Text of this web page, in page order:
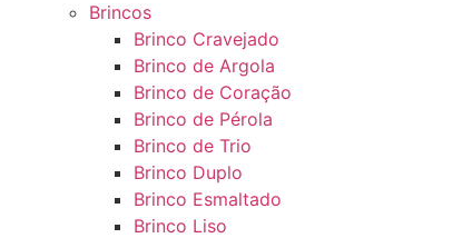
Brincos
Brinco Cravejado
Brinco de Argola
Brinco de Coração
Brinco de Pérola
Brinco de Trio
Brinco Duplo
Brinco Esmaltado
Brinco Liso